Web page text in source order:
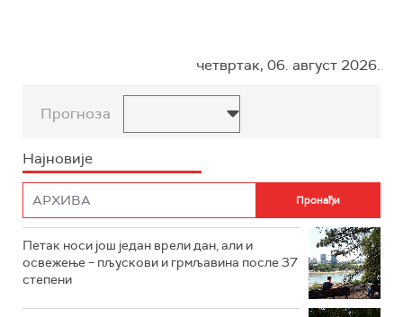
четвртак, 06. август 2026.
Прогноза
Најновије
Петак носи још један врели дан, али и
освежење – пљускови и грмљавина после 37
степени